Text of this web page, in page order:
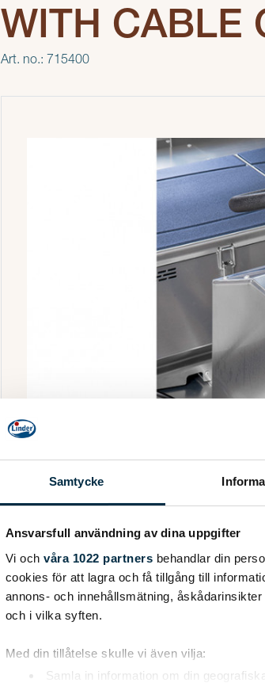
Samtycke
Ansvarsfull användning av dina uppgifter
Vi och våra 1022 partners behandlar din
cookies för att lagra och få tillgång till
annons- och innehållsmätning,
och i vilka syften.
Med din tillåtelse skulle vi även vilja:
Samla in information om din
WITH CABLE
Art. no.: 715400
Includes wheel console, and cable control (the
long).